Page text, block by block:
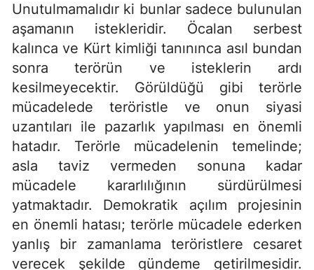
Unutulmamalıdır ki bunlar sadece bulunulan
aşamanın istekleridir. Öcalan serbest
kalınca ve Kürt kimliği tanınınca asıl bundan
sonra terörün ve isteklerin ardı
kesilmeyecektir. Görüldüğü gibi terörle
mücadelede teröristle ve onun siyasi
uzantıları ile pazarlık yapılması en önemli
hatadır. Terörle mücadelenin temelinde;
asla taviz vermeden sonuna kadar
mücadele kararlılığının sürdürülmesi
yatmaktadır. Demokratik açılım projesinin
en önemli hatası; terörle mücadele ederken
yanlış bir zamanlama teröristlere cesaret
verecek şekilde gündeme getirilmesidir.